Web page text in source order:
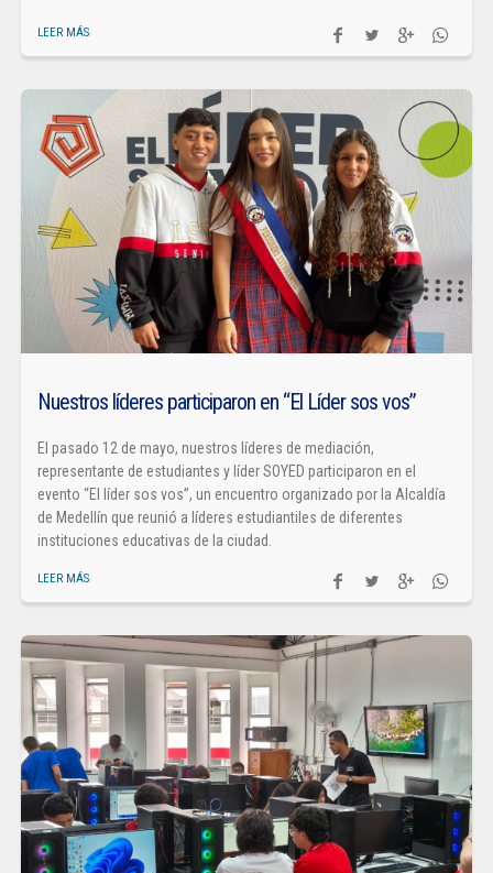
LEER MÁS
Nuestros líderes participaron en “El Líder sos vos”
El pasado 12 de mayo, nuestros líderes de mediación,
representante de estudiantes y líder SOYED participaron en el
evento “El líder sos vos”, un encuentro organizado por la Alcaldía
de Medellín que reunió a líderes estudiantiles de diferentes
instituciones educativas de la ciudad.
LEER MÁS